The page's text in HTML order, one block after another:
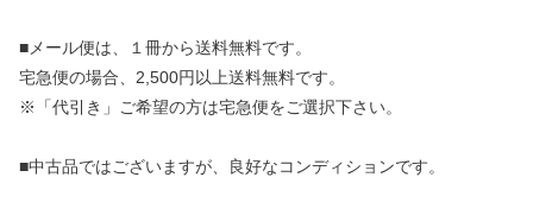
■メール便は、１冊から送料無料です。
宅急便の場合、2,500円以上送料無料です。
※「代引き」ご希望の方は宅急便をご選択下さい。
■中古品ではございますが、良好なコンディションです。